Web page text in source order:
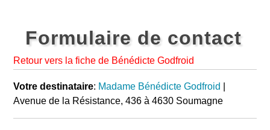
Formulaire de contact
Retour vers la fiche de Bénédicte Godfroid
Votre destinataire: Madame Bénédicte Godfroid
Avenue de la Résistance, 436 à 4630 Soumagne